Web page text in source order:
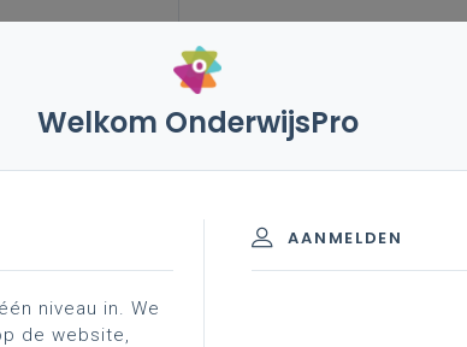
aan de slag in je school
Welkom OnderwijsPro
AANMELDEN
niveau in. We
de website,